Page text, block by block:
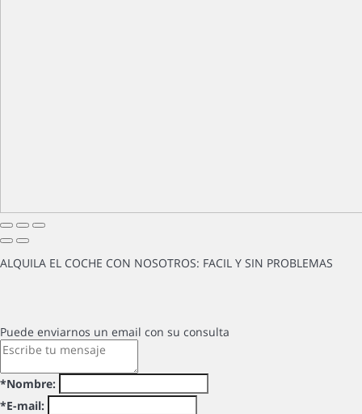
ALQUILA EL COCHE CON NOSOTROS: FACIL Y SIN PROBLEMAS
Puede enviarnos un email con su consulta
*Nombre:
*E-mail: